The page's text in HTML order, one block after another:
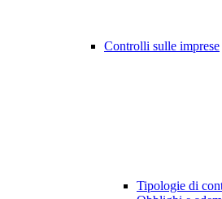
Controlli sulle imprese
Tipologie di